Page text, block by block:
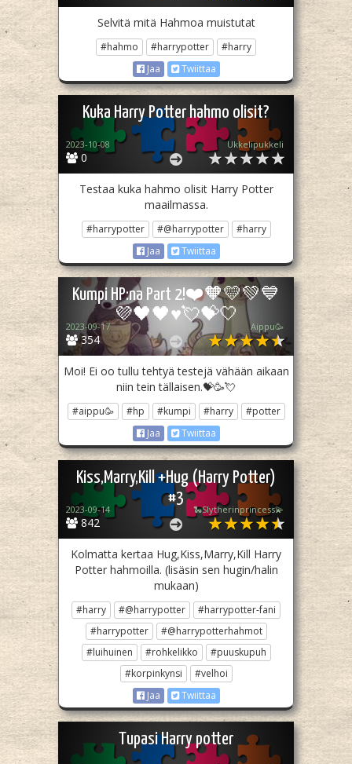
Selvitä mitä Hahmoa muistutat
#hahmo #harrypotter
#harry
Jaa
Twiittaa
Kuka Harry Potter hahmo olisit?
0
2023-10-08 Ukkelipukkeli
Testaa kuka hahmo olisit Harry Potter
maailmassa.
#harrypotter #@harrypotter
#harry
Jaa
Twiittaa
Kumpi HP:na Part 2!❤️🧡💛💚💙
💜🖤🖤♥️💘💝🤍
354
2023-09-17 Aippu🥳
Moi! Ei oo tullu tehtyä testejä vähään aikaan
niin tein tällaisen.💝🥳💘
#aippu🥳 #hp #kumpi #harry
#potter
Jaa
Twiittaa
Kiss,Marry,Kill +Hug (Harry Potter)
#3
842
2023-09-14 🐍Slytherinprincess💫
Kolmatta kertaa Hug,Kiss,Marry,Kill Harry
Potter hahmoilla. (lisäsin sen hugin/halin
mukaan)
#harry #@harrypotter
#harrypotter-fani
#harrypotter
#@harrypotterhahmot
#luihuinen
#rohkelikko
#puuskupuh
#korpinkynsi
#velhoi
Jaa
Twiittaa
Tupasi Harry potter